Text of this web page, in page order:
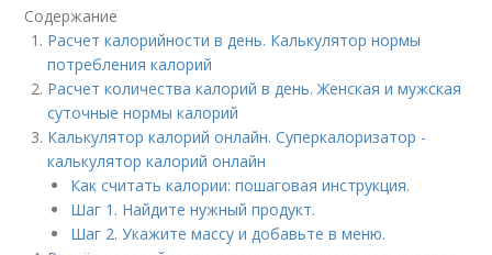
Содержание
Расчет калорийности в день. Калькулятор нормы
потребления калорий
Расчет количества калорий в день. Женская и мужская
суточные нормы калорий
Калькулятор калорий онлайн. Суперкалоризатор -
калькулятор калорий онлайн
Как считать калории: пошаговая инструкция.
Шаг 1. Найдите нужный продукт.
Шаг 2. Укажите массу и добавьте в меню.